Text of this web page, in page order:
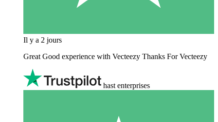
Il y a 2 jours
Great Good experience with Vecteezy Thanks For Vecteezy
hast enterprises